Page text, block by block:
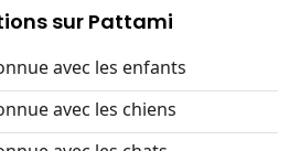
sur Pattami
avec les enfants
avec les chiens